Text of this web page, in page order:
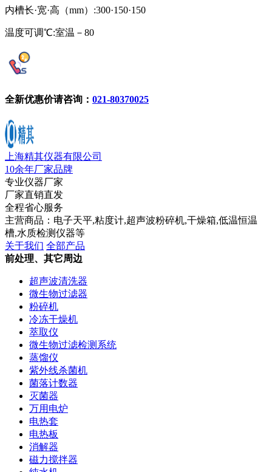
内槽长·宽·高（mm）:300·150·150
温度可调℃:室温－80
全新优惠价请咨询： 021-80370025
上海精其仪器有限公司
10余年厂家品牌
专业仪器厂家
厂家直销直发
全程省心服务
主营商品：电子天平,粘度计,超声波粉碎机,干燥箱,低温恒温
槽,水质检测仪器等
关于我们 全部产品
前处理、其它周边
超声波清洗器
微生物过滤器
粉碎机
冷冻干燥机
萃取仪
微生物过滤检测系统
蒸馏仪
紫外线杀菌机
菌落计数器
灭菌器
万用电炉
电热套
电热板
消解器
磁力搅拌器